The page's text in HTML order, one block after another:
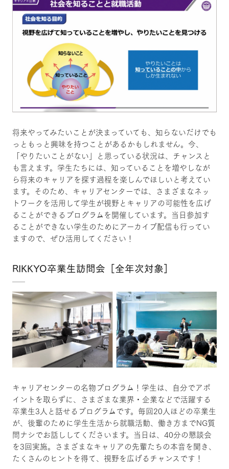
将来やってみたいことが決まっていても、知らないだけでも
っともっと興味を持つことがあるかもしれません。今、
「やりたいことがない」と思っている状況は、チャンスと
も言えます。学生たちには、知っていることを増やしなが
ら将来のキャリアを探す過程を楽しんでほしいと考えてい
ます。そのため、キャリアセンターでは、さまざまなネッ
トワークを活用して学生が視野とキャリアの可能性を広げ
ることができるプログラムを開催しています。当日参加す
ることができない学生のためにアーカイブ配信も行ってい
ますので、ぜひ活用してください！
RIKKYO卒業生訪問会［全年次対象］
キャリアセンターの名物プログラム！学生は、自分でアポ
イントを取らずに、さまざまな業界・企業などで活躍する
卒業生3人と話せるプログラムです。毎回20人ほどの卒業生
が、後輩のために学生生活から就職活動、働き方までNG質
問ナシでお話ししてくださいます。当日は、40分の懇談会
を3回実施。さまざまなキャリアの先輩たちの本音を聞き、
たくさんのヒントを得て、視野を広げるチャンスです！